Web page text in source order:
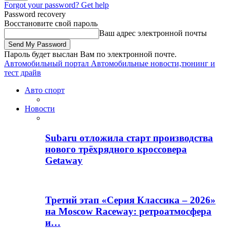
Forgot your password? Get help
Password recovery
Восстановите свой пароль
Ваш адрес электронной почты
Пароль будет выслан Вам по электронной почте.
Автомобильный портал Автомобильные новости,тюнинг и
тест драйв
Авто спорт
Новости
Subaru отложила старт производства
нового трёхрядного кроссовера
Getaway
Третий этап «Серия Классика – 2026»
на Moscow Raceway: ретроатмосфера
и…